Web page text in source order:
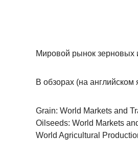
Мировой рынок зерновых
В обзорах (на
Grain: World Markets and
Oilseeds: World Markets
World Agricultural